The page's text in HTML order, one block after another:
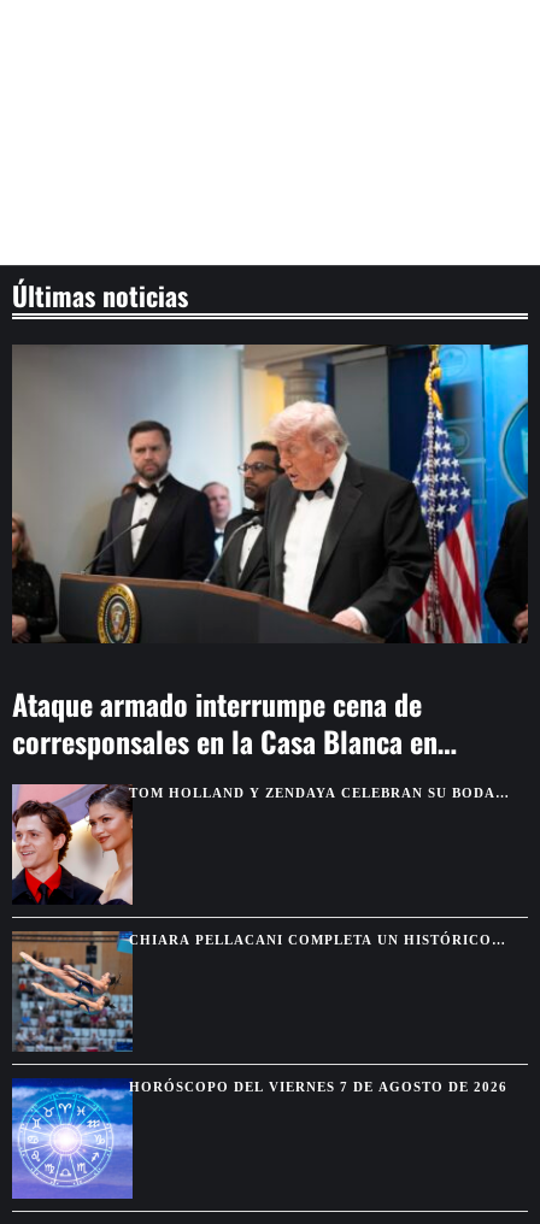
Últimas noticias
Ataque armado interrumpe cena de
corresponsales en la Casa Blanca en
WashingtonTOM HOLLAND Y ZENDAYA CELEBRAN SU BODA
CON UNA EXCLUSIVA FIESTA EN INGLATERRA
CHIARA PELLACANI COMPLETA UN HISTÓRICO
PLENO DE CINCO OROS EN LOS EUROPEOS DE
HORÓSCOPO DEL VIERNES 7 DE AGOSTO DE 2026